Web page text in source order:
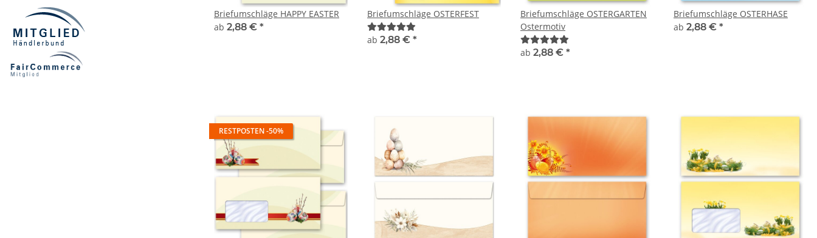
Briefumschläge HAPPY EASTER
ab 2,88 € *
Briefumschläge OSTERFEST
ab 2,88 € *
Briefumschläge OSTERGARTEN
Ostermotiv
ab 2,88 € *
Briefumschläge OSTERHASE
ab 2,88 € *
RESTPOSTEN -50%